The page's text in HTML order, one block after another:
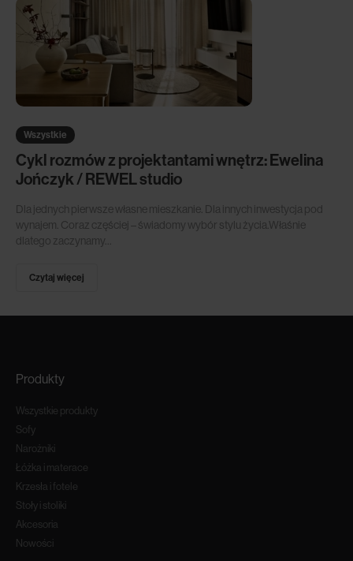
Wszystkie
Cykl rozmów z projektantami wnętrz: Ewelina
Jończyk / REWEL studio
Dla jednych pierwsze własne mieszkanie. Dla innych inwestycja pod
wynajem. Coraz częściej – świadomy wybór stylu życia.Właśnie
dlatego zaczynamy...
Czytaj więcej
Produkty
Wszystkie produkty
Sofy
Narożniki
Łóżka i materace
Krzesła i fotele
Stoły i stoliki
Akcesoria
Nowości